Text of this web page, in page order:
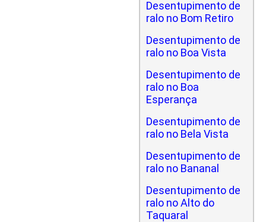
Desentupimento de
ralo no Bom Retiro
Desentupimento de
ralo no Boa Vista
Desentupimento de
ralo no Boa
Esperança
Desentupimento de
ralo no Bela Vista
Desentupimento de
ralo no Bananal
Desentupimento de
ralo no Alto do
Taquaral